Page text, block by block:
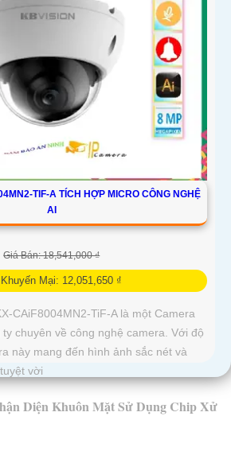
TIF-A TÍCH HỢP MICRO CÔNG NGHỆ
AI
Giá Bán: 18,541,000 ₫
Mại: 12,051,650 ₫
CAiF8004MN2-TiF-A là một Camera
chuyên về công nghệ camera. Với độ
này mang đến hình ảnh sắc nét và
vời
Diện Khuôn Mặt Sử Dụng Chip Xử